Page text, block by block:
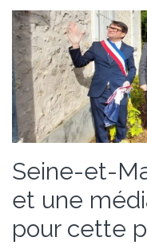
Seine-et-
et une
pour cette